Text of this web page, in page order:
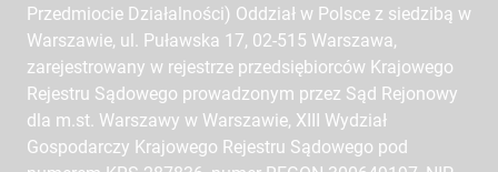
Przedmiocie Działalności) Oddział w Polsce z siedzibą w
Warszawie, ul. Puławska 17, 02-515 Warszawa,
zarejestrowany w rejestrze przedsiębiorców Krajowego
Rejestru Sądowego prowadzonym przez Sąd Rejonowy
dla m.st. Warszawy w Warszawie, XIII Wydział
Gospodarczy Krajowego Rejestru Sądowego pod